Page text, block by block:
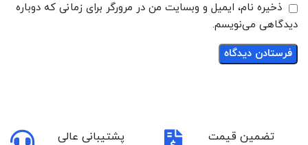
ذخیره نام، ایمیل و وبسایت من در مرورگر برای زمانی که دوباره
دیدگاهی می‌نویسم.
تضمین قیمت پشتیبانی عالی